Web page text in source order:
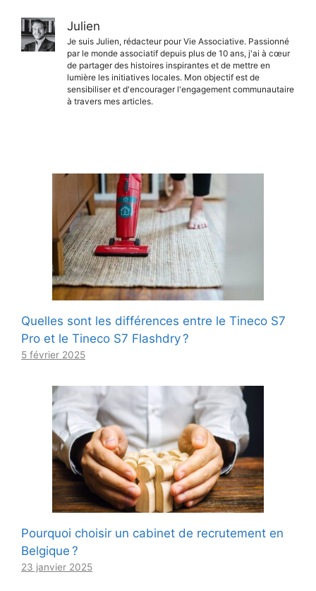
Julien
Je suis Julien, rédacteur pour Vie Associative. Passionné
par le monde associatif depuis plus de 10 ans, j'ai à cœur
de partager des histoires inspirantes et de mettre en
lumière les initiatives locales. Mon objectif est de
sensibiliser et d'encourager l'engagement communautaire
à travers mes articles.
Quelles sont les différences entre le Tineco S7
Pro et le Tineco S7 Flashdry ?
5 février 2025
Pourquoi choisir un cabinet de recrutement en
Belgique ?
23 janvier 2025